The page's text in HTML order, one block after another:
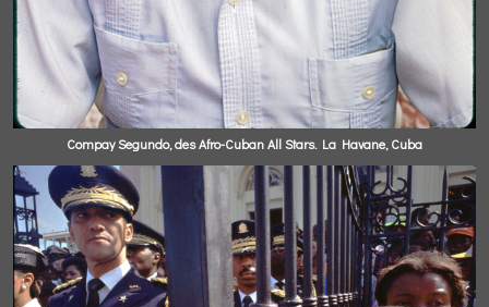
Compay Segundo, des Afro-Cuban All Stars. La Havane, Cuba